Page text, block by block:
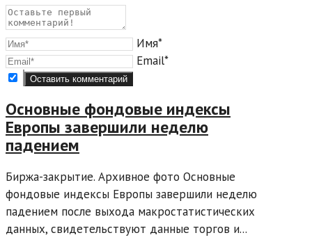
Имя*
Email*
Основные фондовые индексы
Европы завершили неделю
падением
Биржа-закрытие. Архивное фото Основные
фондовые индексы Европы завершили неделю
падением после выхода макростатистических
данных, свидетельствуют данные торгов и...